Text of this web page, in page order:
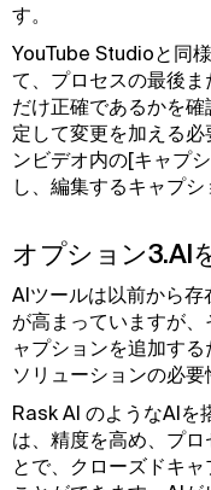
す。
YouTube Studioと同
て、プロセスの最後
だけ正確であるかを
定して変更を加える
ンビデオ内の[キャプ
し、編集するキャプシ
オプション3.AI
AIツールは以前から
が高まっていますが
ャプションを追加す
ソリューションの必
Rask AI のようなAIを
は、精度を高め、プ
とで、クローズドキ